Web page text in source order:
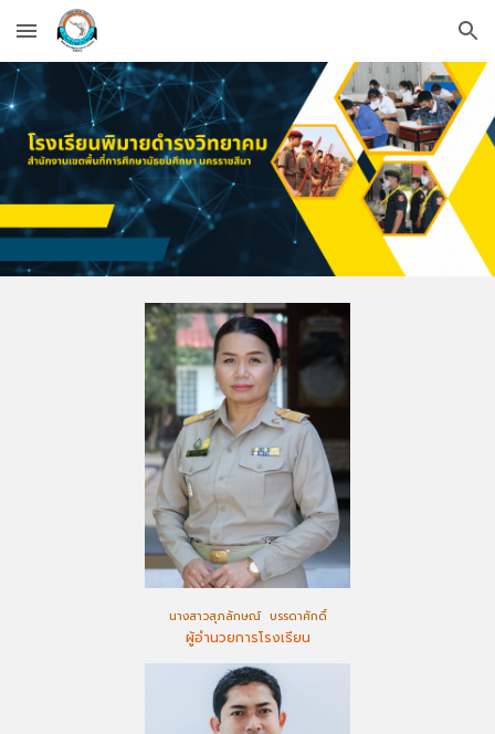
Skip to main content Skip to navigation
นางสาวสุภลักษณ์ บรรดาศักดิ์
ผู้อำนวยการโรงเรียน